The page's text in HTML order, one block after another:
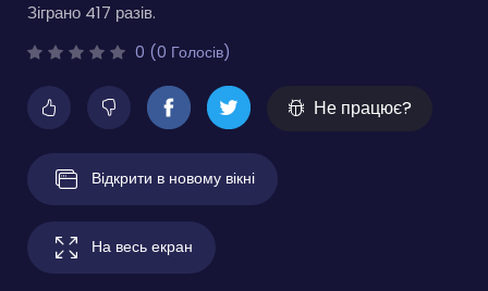
Зіграно 417 разів.
0 (0 Голосів)
Не працює?
Відкрити в новому вікні
На весь екран